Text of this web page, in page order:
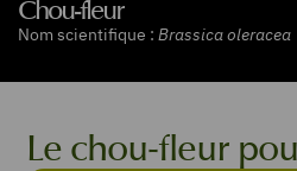
Chou-fleur
Nom scientifique : Brassica oleracea
Le chou-fleur